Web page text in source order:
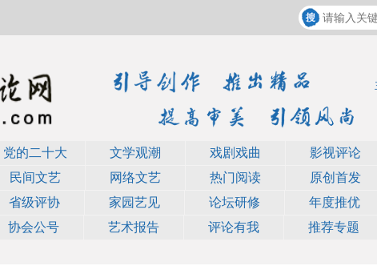
党的二十大 文学观潮 戏剧戏曲 影视评论
民间文艺 网络文艺 热门阅读 原创首发
省级评协 家园艺见 论坛研修 年度推优
协会公号 艺术报告 评论有我 推荐专题